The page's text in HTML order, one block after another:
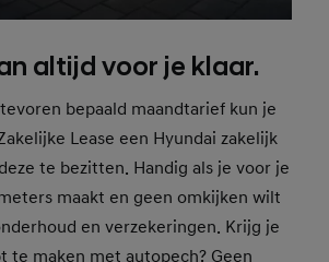
altijd voor je klaar.
bepaald maandtarief kun je
Lease een Hyundai zakelijk
te bezitten. Handig als je voor je
maakt en geen omkijken wilt
en verzekeringen. Krijg je
te maken met autopech? Geen